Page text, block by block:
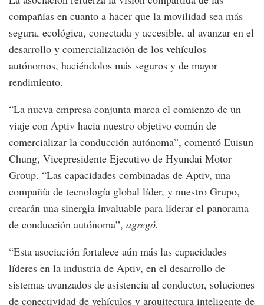
compañías en cuanto a hacer que la movilidad sea más
segura, ecológica, conectada y accesible, al avanzar en el
desarrollo y comercialización de los vehículos
autónomos, haciéndolos más seguros y de mayor
rendimiento.
“La nueva empresa conjunta marca el comienzo de un
viaje con Aptiv hacia nuestro objetivo común de
comercializar la conducción autónoma”, comentó Euisun
Chung, Vicepresidente Ejecutivo de Hyundai Motor
Group. “Las capacidades combinadas de Aptiv, una
compañía de tecnología global líder, y nuestro Grupo,
crearán una sinergia invaluable para liderar el panorama
de conducción autónoma”, agregó.
“Esta asociación fortalece aún más las capacidades
líderes en la industria de Aptiv, en el desarrollo de
sistemas avanzados de asistencia al conductor, soluciones
de conectividad de vehículos y arquitectura inteligente de